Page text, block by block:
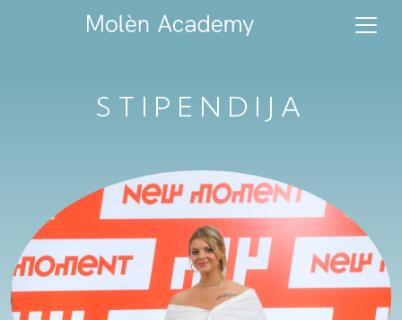
STIPENDIJA